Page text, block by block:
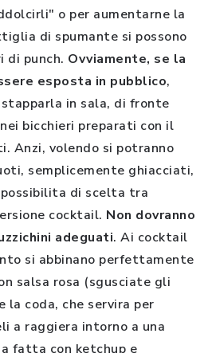
o per aumentarne la
di spumante si possono
di punch. Ovviamente, se la
esposta in pubblico,
in sala, di fronte
bicchieri preparati con il
Anzi, volendo si potranno
semplicemente ghiacciati,
di scelta tra
cocktail. Non dovranno
adeguati. Ai cocktail
si abbinano perfettamente
salsa rosa (sgusciate gli
la coda, che servira per
a raggiera intorno a una
fatta con ketchup e